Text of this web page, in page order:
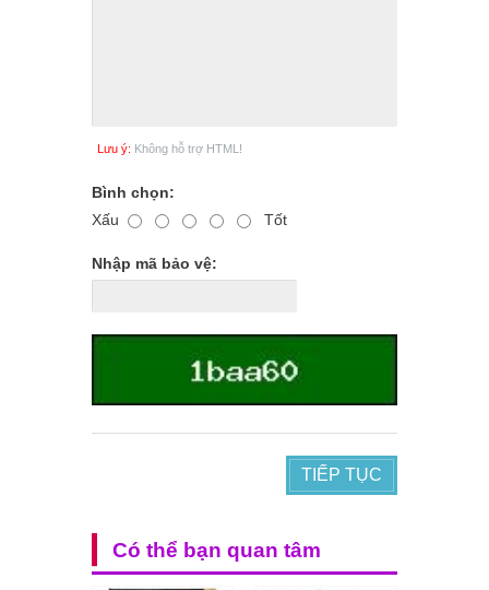
Lưu ý: Không hỗ trợ HTML!
Bình chọn:
Xấu
Tốt
Nhập mã bảo vệ:
TIẾP TỤC
Có thể bạn quan tâm